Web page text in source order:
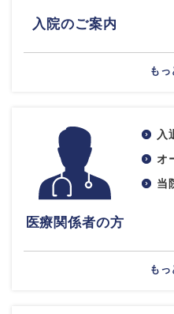
入院のご案内
もっ
医療関係者の方
入
オ
当
もっ